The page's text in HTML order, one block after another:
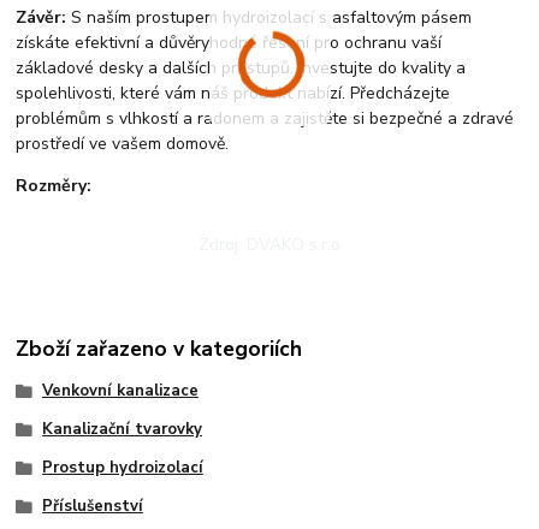
Závěr: S naším prostupem hydroizolací s asfaltovým pásem
získáte efektivní a důvěryhodné řešení pro ochranu vaší
základové desky a dalších prostupů. Investujte do kvality a
spolehlivosti, které vám náš produkt nabízí. Předcházejte
problémům s vlhkostí a radonem a zajistěte si bezpečné a zdravé
prostředí ve vašem domově.
Rozměry:
Zboží zařazeno v kategoriích
Venkovní kanalizace
Kanalizační tvarovky
Prostup hydroizolací
Příslušenství